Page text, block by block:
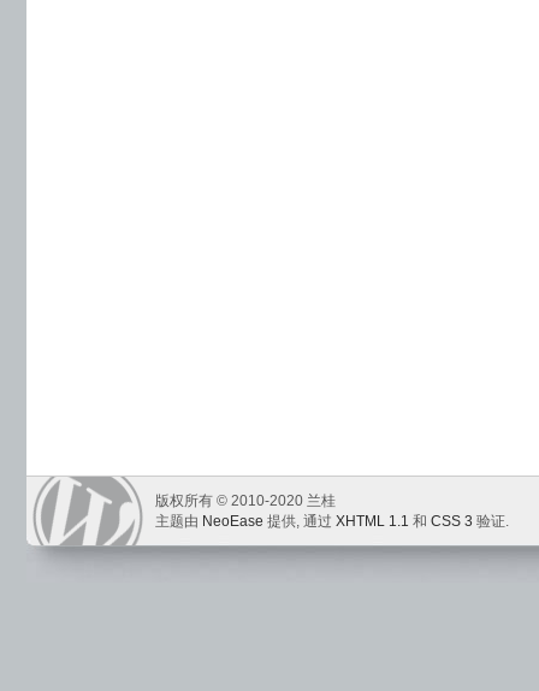
版权所有 © 2010-2020 兰桂
主题由 NeoEase 提供, 通过 XHTML 1.1 和 CSS 3 验证.